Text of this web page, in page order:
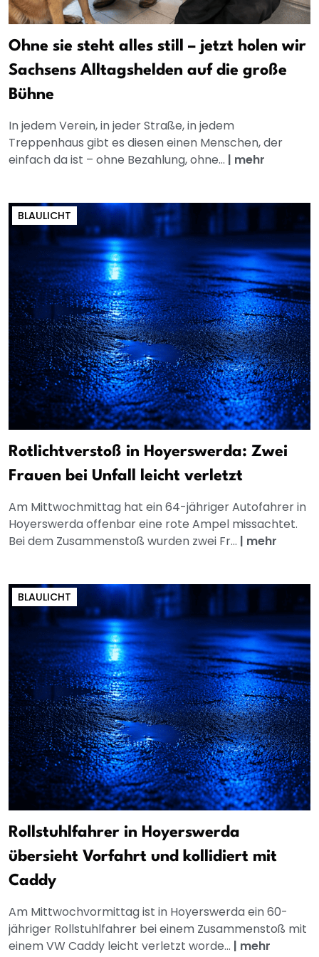
Ohne sie steht alles still – jetzt holen wir
Sachsens Alltagshelden auf die große
Bühne
In jedem Verein, in jeder Straße, in jedem
Treppenhaus gibt es diesen einen Menschen, der
einfach da ist – ohne Bezahlung, ohne... | mehr
BLAULICHT
Rotlichtverstoß in Hoyerswerda: Zwei
Frauen bei Unfall leicht verletzt
Am Mittwochmittag hat ein 64-jähriger Autofahrer in
Hoyerswerda offenbar eine rote Ampel missachtet.
Bei dem Zusammenstoß wurden zwei Fr... | mehr
BLAULICHT
Rollstuhlfahrer in Hoyerswerda
übersieht Vorfahrt und kollidiert mit
Caddy
Am Mittwochvormittag ist in Hoyerswerda ein 60-
jähriger Rollstuhlfahrer bei einem Zusammenstoß mit
einem VW Caddy leicht verletzt worde... | mehr